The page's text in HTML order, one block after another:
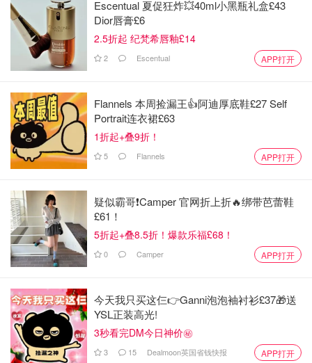
Escentual 夏促狂炸💥40ml小黑瓶礼盒£43
Dior唇膏£6
2.5折起 纪梵希唇釉£14
2 Escentual APP打开
Flannels 本周捡漏王👍阿迪厚底鞋£27 Self
Portrait连衣裙£63
1折起+叠9折！
5 Flannels APP打开
疑似霸哥❗️Camper 官网折上折🔥绑带芭蕾鞋
£61！
5折起+叠8.5折！爆款乐福£68！
0 Camper APP打开
今天我只买这仨👉Ganni泡泡袖衬衫£37🎁送
YSL正装高光!
3秒看完DM今日神价㊙️
3 15 Dealmoon英国省钱快报 APP打开